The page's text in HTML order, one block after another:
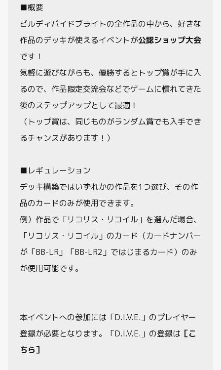
■概要
ビルディバイドブライトの全作品の中から、好きな
作品のデッキが使えるイベントが公認ショップ大会
です！
気軽に遊びながらも、優勝するとトップ賞が手に入
るので、作品限定交流会などでゲームに慣れてきた
後のステップアップとして最適！
（トップ賞は、同じものがランダム賞でも入手でき
るチャンスがあります！）
■レギュレーション
デッキ構築ではいずれかの作品を1つ選び、その作
品のカードのみが使用できます。
例）作品で「リコリス・リコイル」を選んだ場合、
「リコリス・リコイル」のカード（カードナンバー
が「BB-LR」「BB-LR2」ではじまるカード）のみ
が使用可能です。
本イベントへの参加には「D.I.V.E.」のプレイヤー
登録が必要となります。「D.I.V.E.」の登録は ［こ
ちら］